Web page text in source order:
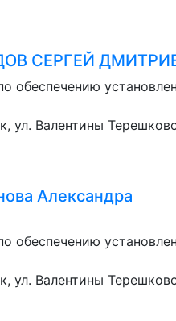
СЕРГЕЙ
обеспечению
ул. Валентины
Александра
обеспечению
ул. Валентины